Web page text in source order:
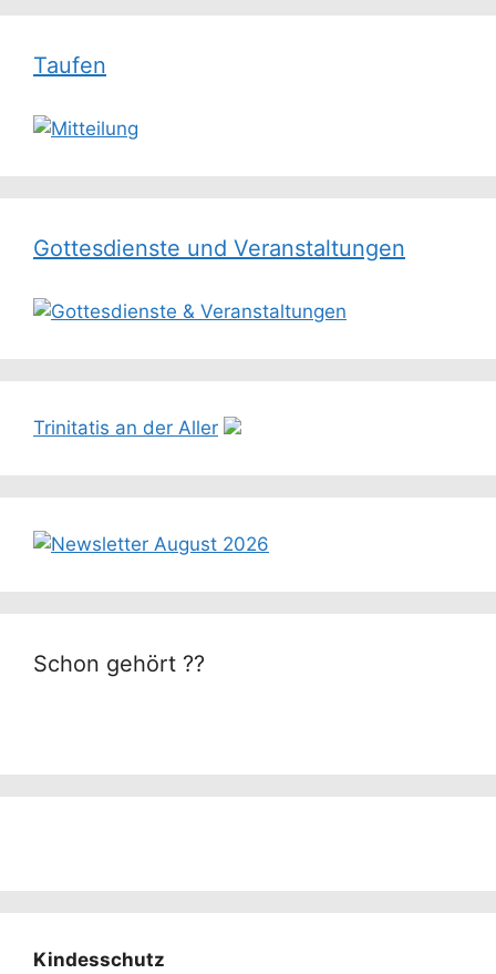
Taufen
Gottesdienste und Veranstaltungen
Trinitatis an der Aller
Schon gehört ??
Kindesschutz